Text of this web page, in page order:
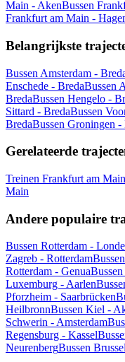
Main - AkenBussen
Frankfurt am Main -
Belangrijkste
Bussen Amsterdam -
Enschede - BredaBussen
BredaBussen Hengelo -
Sittard - BredaBussen
BredaBussen Groningen -
Gerelateerde
Treinen Frankfurt am
Main
Andere populaire
Bussen Rotterdam -
Zagreb - Rotterdam
Rotterdam - Genua
Luxemburg - Aarlen
Pforzheim - Saarbrücken
HeilbronnBussen Kiel -
Schwerin - Amsterdam
Regensburg - Kassel
NeurenbergBussen